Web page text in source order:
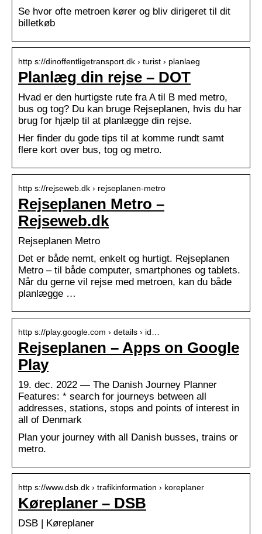
Se hvor ofte metroen kører og bliv dirigeret til dit
billetkøb
http s://dinoffentligetransport.dk › turist › planlaeg
Planlæg din rejse – DOT
Hvad er den hurtigste rute fra A til B med metro,
bus og tog? Du kan bruge Rejseplanen, hvis du har
brug for hjælp til at planlægge din rejse.
Her finder du gode tips til at komme rundt samt
flere kort over bus, tog og metro.
http s://rejseweb.dk › rejseplanen-metro
Rejseplanen Metro –
Rejseweb.dk
Rejseplanen Metro
Det er både nemt, enkelt og hurtigt. Rejseplanen
Metro – til både computer, smartphones og tablets.
Når du gerne vil rejse med metroen, kan du både
planlægge …
http s://play.google.com › details › id…
Rejseplanen – Apps on Google
Play
19. dec. 2022 — The Danish Journey Planner
Features: * search for journeys between all
addresses, stations, stops and points of interest in
all of Denmark
Plan your journey with all Danish busses, trains or
metro.
http s://www.dsb.dk › trafikinformation › koreplaner
Køreplaner – DSB
DSB | Køreplaner